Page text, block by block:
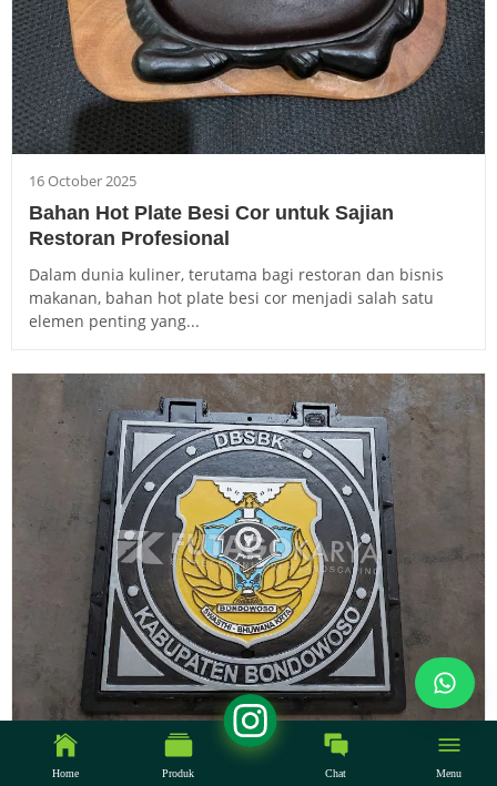
16 October 2025
Bahan Hot Plate Besi Cor untuk Sajian
Restoran Profesional
Dalam dunia kuliner, terutama bagi restoran dan bisnis
makanan, bahan hot plate besi cor menjadi salah satu
elemen penting yang...
16 April 2025
Home Produk Chat Menu